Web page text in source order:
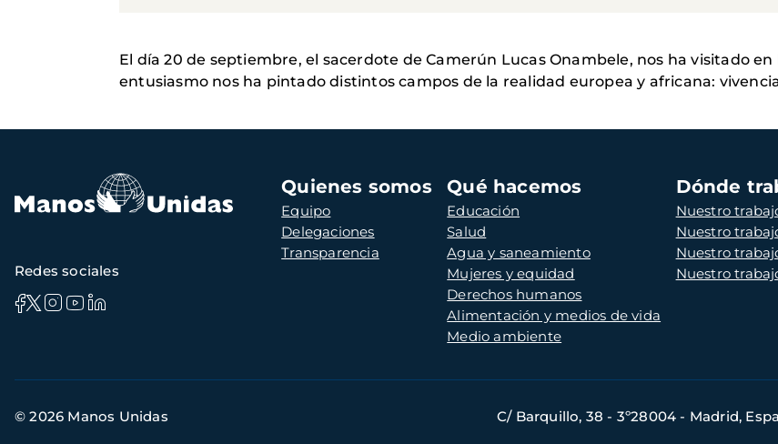
El día 20 de septiembre, el sacerdote de Camerún Lucas Onambele, nos ha visitado
entusiasmo nos ha pintado distintos campos de la realidad europea y africana:
Navegación
principal
Quienes somos
Equipo
Delegaciones
Transparencia
Qué hacemos
Educación
Salud
Agua y saneamiento
Mujeres y equidad
Derechos humanos
Alimentación y medios de vida
Medio ambiente
Dónde
Nuestro
Nuestro
Nuestro
Nuestro
Redes sociales
de
© 2026 Manos Unidas C/ Barquillo, 38 - 3º28004 - Madrid,